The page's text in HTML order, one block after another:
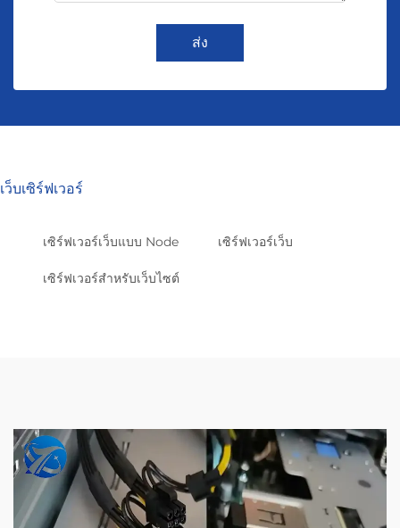
ส่ง
เว็บเซิร์ฟเวอร์
เซิร์ฟเวอร์เว็บแบบ Node เซิร์ฟเวอร์เว็บ
เซิร์ฟเวอร์สำหรับเว็บไซต์